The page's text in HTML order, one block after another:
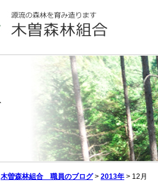
木曽森林組合 職員のブログ> 2013年 > 12月